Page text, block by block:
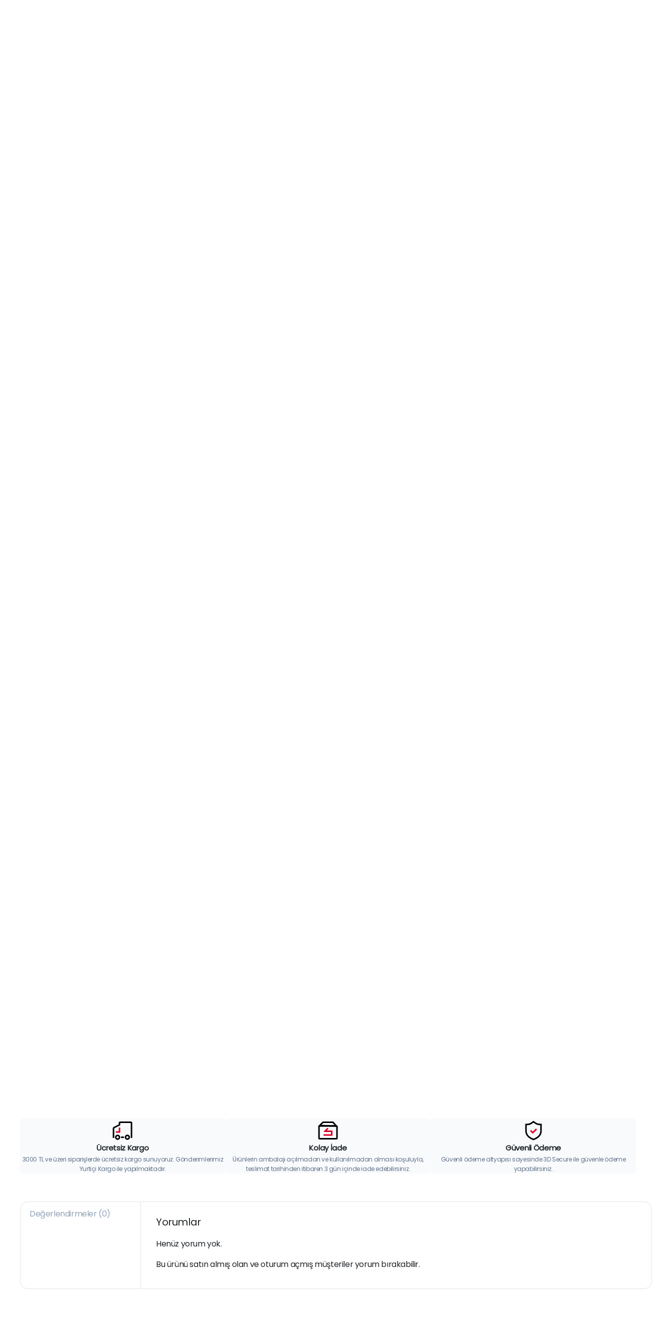
Ücretsiz Kargo
3000 TL ve üzeri siparişlerde ücretsiz kargo sunuyoruz. Gönderimlerimiz
Yurtiçi Kargo ile yapılmaktadır.
Kolay İade
Ürünlerin ambalajı açılmadan ve kullanılmadan olması koşuluyla,
teslimat tarihinden itibaren 3 gün içinde iade edebilirsiniz.
Güvenli Ödeme
Güvenli ödeme altyapısı sayesinde 3D Secure ile güvenle ödeme
yapabilirsiniz.
Değerlendirmeler (0)
Yorumlar
Henüz yorum yok.
Bu ürünü satın almış olan ve oturum açmış müşteriler yorum bırakabilir.